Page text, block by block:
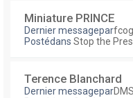
Miniature PRINCE
Dernier messagepar
Postédans Stop the
Terence Blanchard
Dernier messagepar